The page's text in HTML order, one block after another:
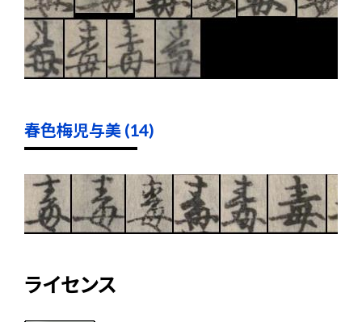
春色梅児与美 (14)
ライセンス